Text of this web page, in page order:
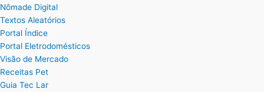
Nômade Digital
Textos Aleatórios
Portal Índice
Portal Eletrodomésticos
Visão de Mercado
Receitas Pet
Guia Tec Lar